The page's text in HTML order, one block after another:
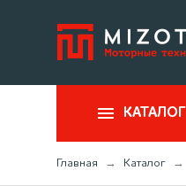
КАТАЛОГ
Главная Каталог